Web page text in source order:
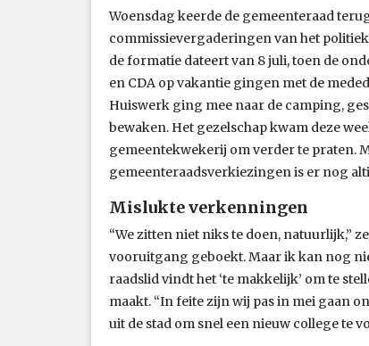
Woensdag keerde de gemeenteraad
commissievergaderingen van het
de formatie dateert van 8 juli, toen de
en CDA op vakantie gingen met de
Huiswerk ging mee naar de camping,
bewaken. Het gezelschap kwam deze
gemeentekwekerij om verder te praten.
gemeenteraadsverkiezingen is er nog
Mislukte verkenningen
“We zitten niet niks te doen, natuurlijk,”
vooruitgang geboekt. Maar ik kan nog
raadslid vindt het ‘te makkelijk’ om te
maakt. “In feite zijn wij pas in mei gaan
uit de stad om snel een nieuw college te